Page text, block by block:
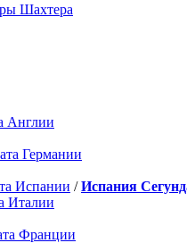
Шахтера
Англии
Германии
Испании /Испания
Италии
Франции